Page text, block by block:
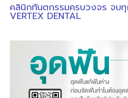
คลินิกทันตกรรมครบวงจร จบ
VERTEX DENTAL